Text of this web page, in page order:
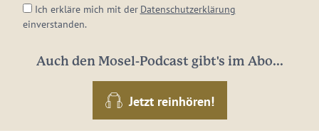
Ich erkläre mich mit der Datenschutzerklärung
einverstanden.
Auch den Mosel-Podcast gibt's im Abo...
Jetzt reinhören!